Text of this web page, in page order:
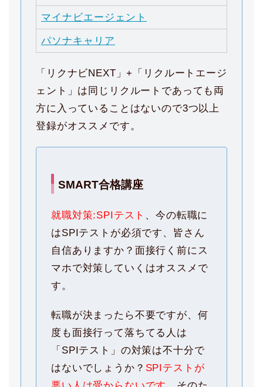
マイナビエージェント
パソナキャリア
「リクナビNEXT」+「リクルートエージ
ェント」は同じリクルートであっても両
方に入っていることはないので3つ以上
登録がオススメです。
SMART合格講座
就職対策:SPIテスト 、今の転職に
はSPIテストが必須です、皆さん
自信ありますか？面接行く前にス
マホで対策していくはオススメで
す。
転職が決まったら不要ですが、何
度も面接行って落ちてる人は
「SPIテスト」の対策は不十分で
はないでしょうか？ SPIテストが